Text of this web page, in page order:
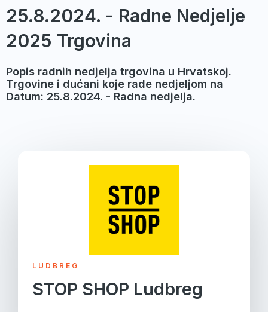
25.8.2024. - Radne Nedjelje
2025 Trgovina
Popis radnih nedjelja trgovina u Hrvatskoj.
Trgovine i dućani koje rade nedjeljom na
Datum: 25.8.2024. - Radna nedjelja.
LUDBREG
STOP SHOP Ludbreg